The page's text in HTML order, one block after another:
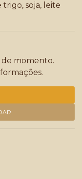
soja, leite
momento.